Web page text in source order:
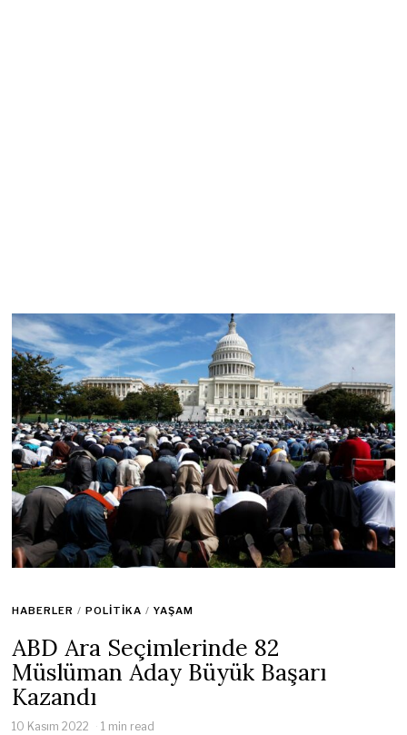
HABERLER / POLITIKA / YAŞAM
ABD Ara Seçimlerinde 82
Müslüman Aday Büyük Başarı
Kazandı
10 Kasım 2022 1 min read